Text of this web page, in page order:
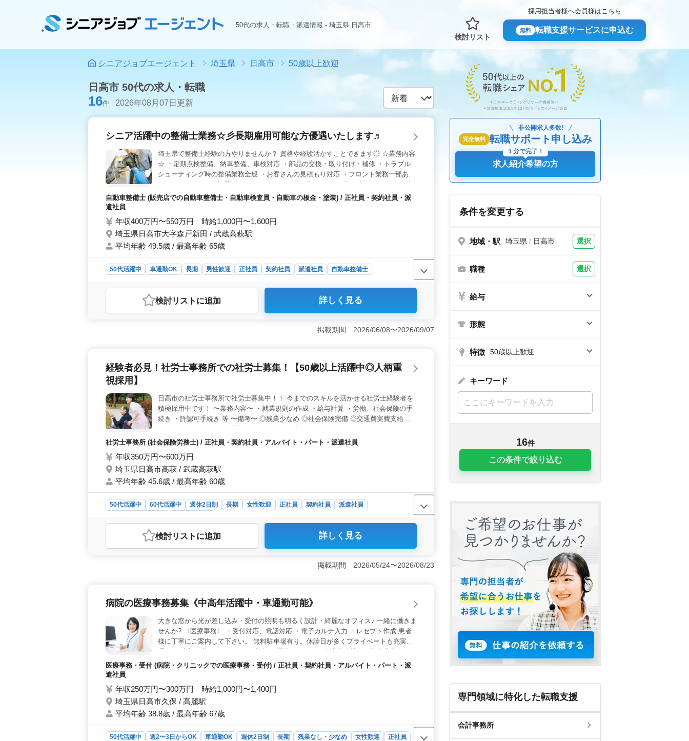
50代の求人・転職・派遣情報 - 埼玉県 日高市
検討リスト
採用担当者様へ会員様はこちら
無料 転職支援サービスに申込む
シニアジョブエージェント 埼玉県 日高市 50歳以上歓迎
完全無料
非公開求人多数!
転職サポート申し込み
求人紹介希望の方
１分で完了！
条件を変更する
地域・駅 埼玉県/ 日高市 選択
職種 選択
給与
形態
特徴 50歳以上歓迎
キーワード
16件
この条件で絞り込む
日高市 50代の求人・転職
16件 2026年08月07日更新
シニア活躍中の整備士業務☆彡長期雇用可能な方優遇いたします♬
埼玉県で整備士経験の方やりませんか？ 資格や経験活かすことできます◎ ☆業務内容
☆ ・定期点検整備、納車整備、車検対応 ・部品の交換・取り付け・補修 ・トラブル
シューティング時の整備業務全般 ・お客さんの見積もり対応 ・フロント業務一部あり
・普通車（国産車5/輸入車5） ☆オススメポイント☆ ・社会保険完備 ・交通費：実費
自動車整備士 (販売店での自動車整備士・自動車検査員・自動車の板金・塗装) / 正社員・契約社員・派
遣社員
年収400万円〜550万円 時給1,000円〜1,600円
埼玉県日高市大字森戸新田 / 武蔵高萩駅
平均年齢 49.5歳 / 最高年齢 65歳
50代活躍中 車通勤OK 長期 男性歓迎 正社員 契約社員 派遣社員 自動車整備士
おすすめポイント
＜業務内容＞ 定期点検整備から車検、トラブルシューティング業務全般、お客様の見積もり対
応等、幅広い業務に携わることができるため、自身の経験とスキルを磨くことが出来ます。
できる環境で、今までの豊富な経験を後輩に伝えながら、チームとして成長することができま
検討リスト に追加 詳しく見る
掲載期間 2026/06/08〜2026/09/07
経験者必見！社労士事務所での社労士募集！【50歳以上活躍中◎人柄重
視採用】
日高市の社労士事務所で社労士募集中！！ 今までのスキルを活かせる社労士経験者を
積極採用中です！ 〜業務内容〜 ・就業規則の作成 ・給与計算 ・労働、社会保険の手
続き ・許認可手続き 等 〜備考〜 ◎残業少なめ ◎社会保険完備 ◎交通費実費支給 年
社労士事務所 (社会保険労務士) / 正社員・契約社員・アルバイト・パート・派遣社員
年収350万円〜600万円
埼玉県日高市高萩 / 武蔵高萩駅
平均年齢 45.6歳 / 最高年齢 60歳
50代活躍中 60代活躍中 週休2日制 長期 女性歓迎 正社員 契約社員
派遣社員
おすすめポイント
＜経験者優遇のポイント＞ 本求人は社労士事務所での経験が求められるため、社労士経験者に
ルを生かせる仕事内容が豊富にあります。 ＜年齢や人柄重視のポイント＞ 求人では50代以
好適です。交通費も実費支給で通勤面でも配慮がある求人となっています。 ＜会社情報のポ
境が整っています。また、専門・技術サービス業であり、専門性を活かせる環境となっていま
す。
検討リスト に追加 詳しく見る
掲載期間 2026/05/24〜2026/08/23
病院の医療事務募集《中高年活躍中・車通勤可能》
大きな窓から光が差し込み・受付の照明も明るく設計・綺麗なオフィス♪ 一緒に働きま
せんか? 〈医療事務〉 ・受付対応、電話対応 ・電子カルテ入力 ・レセプト作成 患者
様に丁寧にご案内して下さい。 無料駐車場有り。休診日が多くプライベートも充実。
医療事務・受付 (病院・クリニックでの医療事務・受付) / 正社員・契約社員・アルバイト・パート・派
遣社員
年収250万円〜300万円 時給1,000円〜1,400円
埼玉県日高市久保 / 高麗駅
平均年齢 38.8歳 / 最高年齢 67歳
50代活躍中 週2〜3日からOK 車通勤OK 週休2日制 長期 残業なし・少なめ 女性歓迎
正社員
専門領域に特化した転職支援
会計事務所